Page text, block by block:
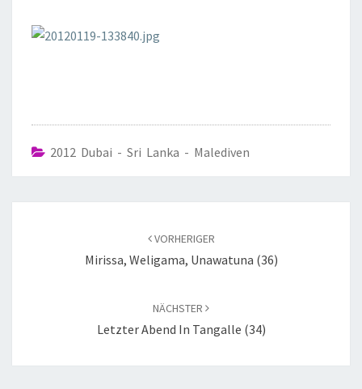
2012 Dubai - Sri Lanka - Malediven
VORHERIGER
Mirissa, Weligama, Unawatuna (36)
NÄCHSTER
Letzter Abend In Tangalle (34)